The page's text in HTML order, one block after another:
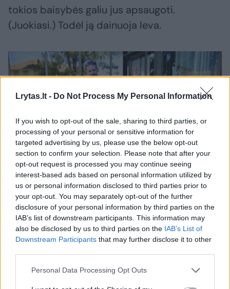
Lrytas.lt - Do Not Process My Personal Information
If you wish to opt-out of the sale, sharing to third parties, or
processing of your personal or sensitive information for
targeted advertising by us, please use the below opt-out
section to confirm your selection. Please note that after your
opt-out request is processed you may continue seeing
interest-based ads based on personal information utilized by
us or personal information disclosed to third parties prior to
your opt-out. You may separately opt-out of the further
disclosure of your personal information by third parties on the
IAB’s list of downstream participants. This information may
also be disclosed by us to third parties on the IAB’s List of
Downstream Participants that may further disclose it to other
Personal Data Processing Opt Outs
tokios baisybės galiu jus apsaugoti.
(Juokiasi.) Todėl ją dainuoja Ieva.
Daugiau nuotraukų (5)
V.Bikus į Lisaboną atvyko su žmona Gintare ir vaikais.
R.Zilnio nuotr.
Kita vertus, šią dainą sau gali pritaikyti visi:
studentai, moksleiviai, vyresni žmonės. Jei
turi savo žmogų, jei radai tikrą meilę, koks